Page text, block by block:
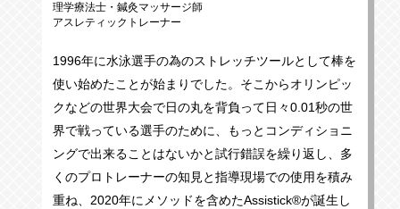
理学療法士・鍼灸マッサージ師
アスレティックトレーナー
1996年に水泳選手の為のストレッチツールとして棒を
使い始めたことが始まりでした。そこからオリンピッ
クなどの世界大会で日の丸を背負って日々0.01秒の世
界で戦っている選手のために、もっとコンディショニ
ングで出来ることはないかと試行錯誤を繰り返し、多
くのプロトレーナーの知見と指導現場での使用を積み
重ね、2020年にメソッドを含めたAssistick®が誕生し